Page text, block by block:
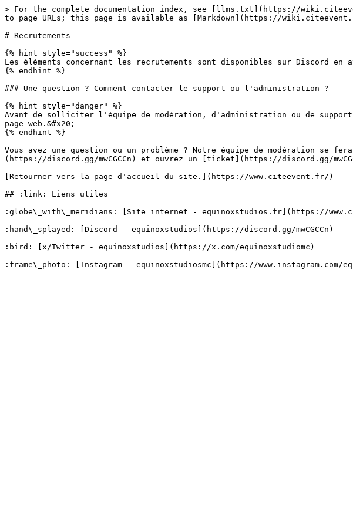
> For the complete documentation index, see [llms.txt](https://
to page URLs; this page is available as [Markdown](https://
# Recrutements
{% hint style="success" %}
Les éléments concernant les recrutements sont disponibles sur Discord en
{% endhint %}
### Une question ? Comment contacter le support ou l'administration ?
{% hint style="danger" %}
Avant de solliciter l'équipe de modération, d'administration ou de
page web.&#x20;
{% endhint %}
Vous avez une question ou un problème ? Notre équipe de modération se
(https://discord.gg/mwCGCCn) et ouvrez un [ticket](https://discord.gg/
[Retourner vers la page d'accueil du site.](https://www.citeevent.fr/)
## :link: Liens utiles
:globe\_with\_meridians: [Site internet - equinoxstudios.fr](https://
:hand\_splayed: [Discord - equinoxstudios](https://discord.gg/mwCGCCn)
:bird: [x/Twitter - equinoxstudios](https://x.com/equinoxstudiomc)